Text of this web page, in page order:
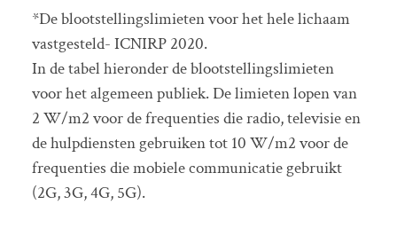
*De blootstellingslimieten voor het hele lichaam
vastgesteld- ICNIRP 2020.
In de tabel hieronder de blootstellingslimieten
voor het algemeen publiek. De limieten lopen van
2 W/m2 voor de frequenties die radio, televisie en
de hulpdiensten gebruiken tot 10 W/m2 voor de
frequenties die mobiele communicatie gebruikt
(2G, 3G, 4G, 5G).